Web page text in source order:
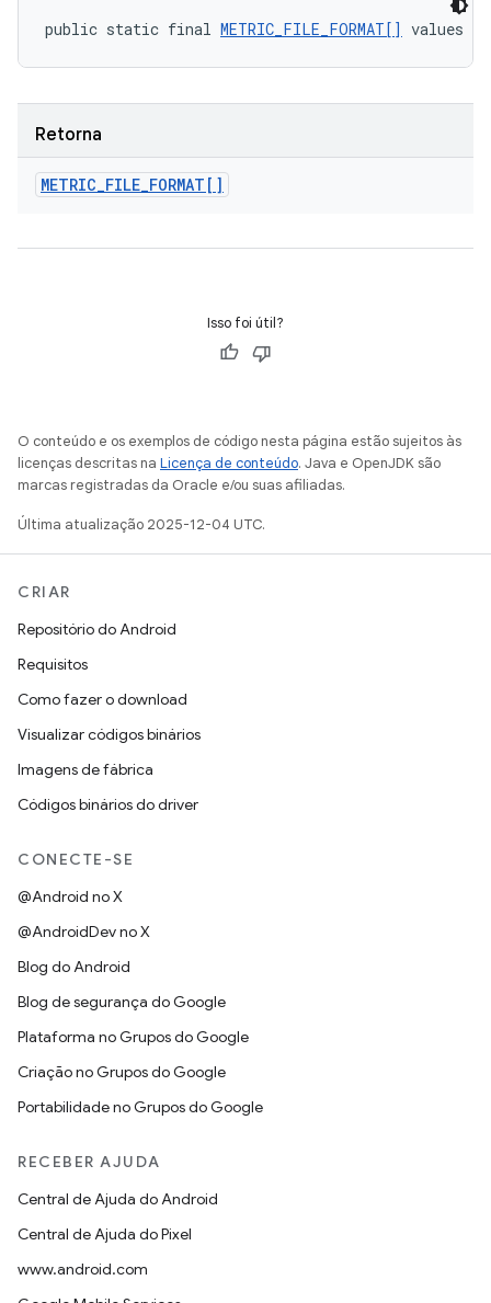
public static final METRIC_FILE_FORMAT[] values ()
Retorna
METRIC_FILE_FORMAT[]
Isso foi útil?
O conteúdo e os exemplos de código nesta página estão sujeitos às
licenças descritas na Licença de conteúdo. Java e OpenJDK são
marcas registradas da Oracle e/ou suas afiliadas.
Última atualização 2025-12-04 UTC.
CRIAR
Repositório do Android
Requisitos
Como fazer o download
Visualizar códigos binários
Imagens de fábrica
Códigos binários do driver
CONECTE-SE
@Android no X
@AndroidDev no X
Blog do Android
Blog de segurança do Google
Plataforma no Grupos do Google
Criação no Grupos do Google
Portabilidade no Grupos do Google
RECEBER AJUDA
Central de Ajuda do Android
Central de Ajuda do Pixel
www.android.com